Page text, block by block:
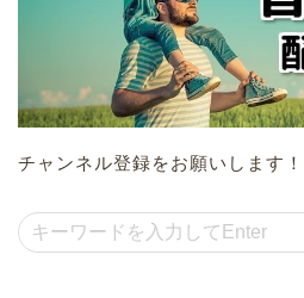
チャンネル登録をお願いします！